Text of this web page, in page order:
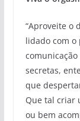
“Aproveite o
lidado com o
secretas,
que
Que tal criar
ou bem